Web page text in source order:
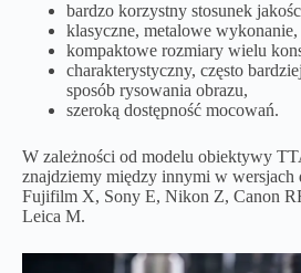
bardzo korzystny stosunek
klasyczne, metalowe wykonanie,
kompaktowe rozmiary wielu
charakterystyczny, często
sposób rysowania obrazu,
szeroką dostępność mocowań.
W zależności od modelu obiektywy
znajdziemy między innymi w wersjach
Fujifilm X, Sony E, Nikon Z, Canon
Leica M.